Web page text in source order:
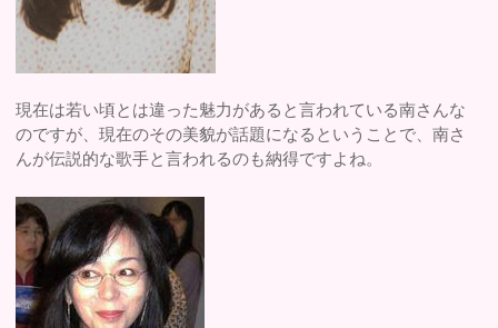
現在は若い頃とは違った魅力があると言われている南さんな
のですが、現在のその美貌が話題になるということで、南さ
んが伝説的な歌手と言われるのも納得ですよね。